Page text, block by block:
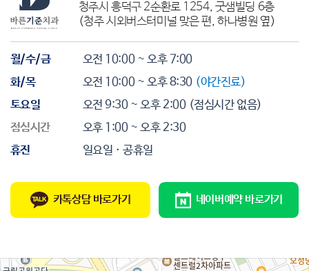
청주시 흥덕구 2순환로 1254, 굿샘빌딩 6층
(청주 시외버스터미널 맞은 편, 하나병원 옆)
월/수/금
오전 10:00 ~ 오후 7:00
화/목
오전 10:00 ~ 오후 8:30 (야간진료)
토요일
오전 9:30 ~ 오후 2:00 (점심시간 없음)
점심시간
오후 1:00 ~ 오후 2:30
휴진
일요일 · 공휴일
카톡상담 바로가기 네이버예약 바로가기